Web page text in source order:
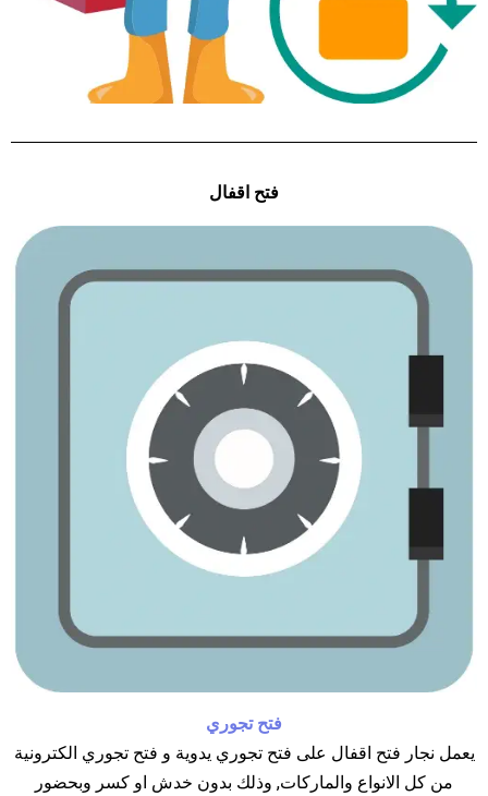
فتح اقفال
فتح تجوري
يعمل نجار فتح اقفال على فتح تجوري يدوية و فتح تجوري الكترونية
من كل الانواع والماركات, وذلك بدون خدش او كسر وبحضور